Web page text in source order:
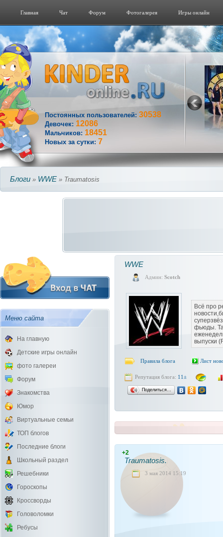
Главная Чат Форум Фотогалерeя Игры онлайн
Постоянных пользователей: 30538
Девочек: 12086
Мальчиков: 18451
Новых за сутки: 7
Блоги » WWE » Traumatosis
Меню сайта
На главную
Детские игры онлайн
фото галереи
Форум
Знакомства
Юмор
Виртуальные семьи
ТОП блогов
Последние блоги
Школьный раздел
Решебники
Гороскопы
Кроссворды
Головоломки
Ребусы
WWE
Админ: Scotch
Всё про
фьюды.
выпуски
Правила блога Лист
Репутация блога: 11±
Поделиться…
+2
Traumatosis.
3 мая 2014 15:19